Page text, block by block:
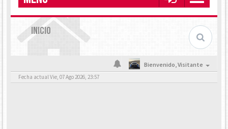
INICIO
Bienvenido,Visitante
Fecha actual Vie, 07 Ago 2026, 23:57